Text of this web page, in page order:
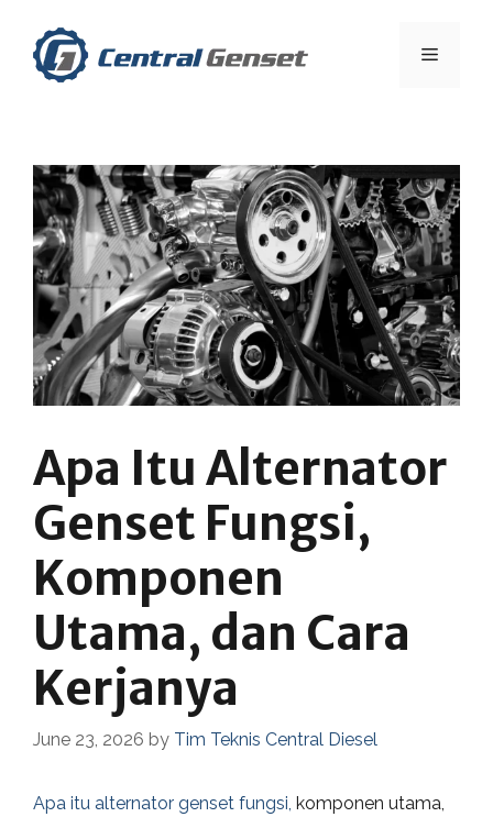
content
Menu
Apa Itu Alternator
Genset Fungsi,
Komponen
Utama, dan Cara
Kerjanya
June 23, 2026 by Tim Teknis Central Diesel
Apa itu alternator genset fungsi, komponen utama,